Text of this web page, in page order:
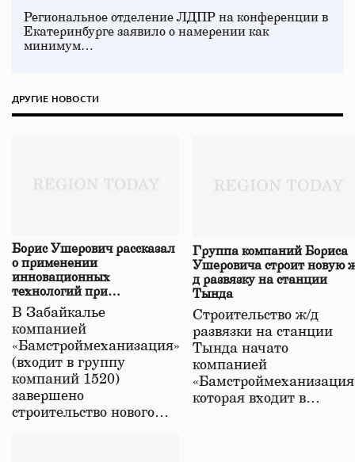
Региональное отделение ЛДПР на конференции в
Екатеринбурге заявило о намерении как
минимум…
ДРУГИЕ НОВОСТИ
Борис Ушерович рассказал
о применении
инновационных
технологий при
строительстве нового моста
в Забайкалье
В Забайкалье
компанией
«Бамстроймеханизация»
(входит в группу
компаний 1520)
завершено
строительство нового…
Группа компаний Бориса
Ушеровича строит новую
д развязку на станции
Тында
Строительство ж/д
развязки на станции
Тында начато
компанией
которая входит в…